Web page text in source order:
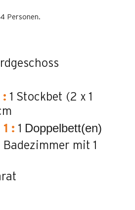
Personen.
: 1 Stockbet (2 x 1
: 1 Doppelbett(en)
Badezimmer mit 1